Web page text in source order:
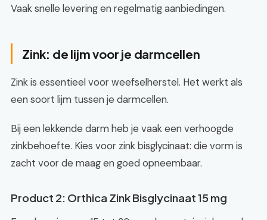
Vaak snelle levering en regelmatig aanbiedingen.
Zink: de lijm voor je darmcellen
Zink is essentieel voor weefselherstel. Het werkt als
een soort lijm tussen je darmcellen.
Bij een lekkende darm heb je vaak een verhoogde
zinkbehoefte. Kies voor zink bisglycinaat: die vorm is
zacht voor de maag en goed opneembaar.
Product 2: Orthica Zink Bisglycinaat 15 mg